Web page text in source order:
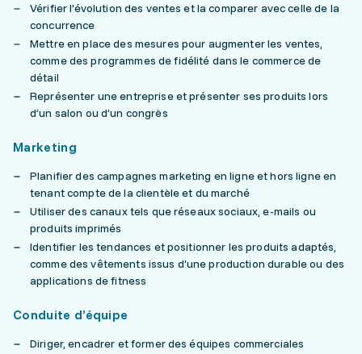
Vérifier l'évolution des ventes et la comparer avec celle de la
concurrence
Mettre en place des mesures pour augmenter les ventes,
comme des programmes de fidélité dans le commerce de
détail
Représenter une entreprise et présenter ses produits lors
d’un salon ou d’un congrès
Marketing
Planifier des campagnes marketing en ligne et hors ligne en
tenant compte de la clientèle et du marché
Utiliser des canaux tels que réseaux sociaux, e-mails ou
produits imprimés
Identifier les tendances et positionner les produits adaptés,
comme des vêtements issus d'une production durable ou des
applications de fitness
Conduite d’équipe
Diriger, encadrer et former des équipes commerciales